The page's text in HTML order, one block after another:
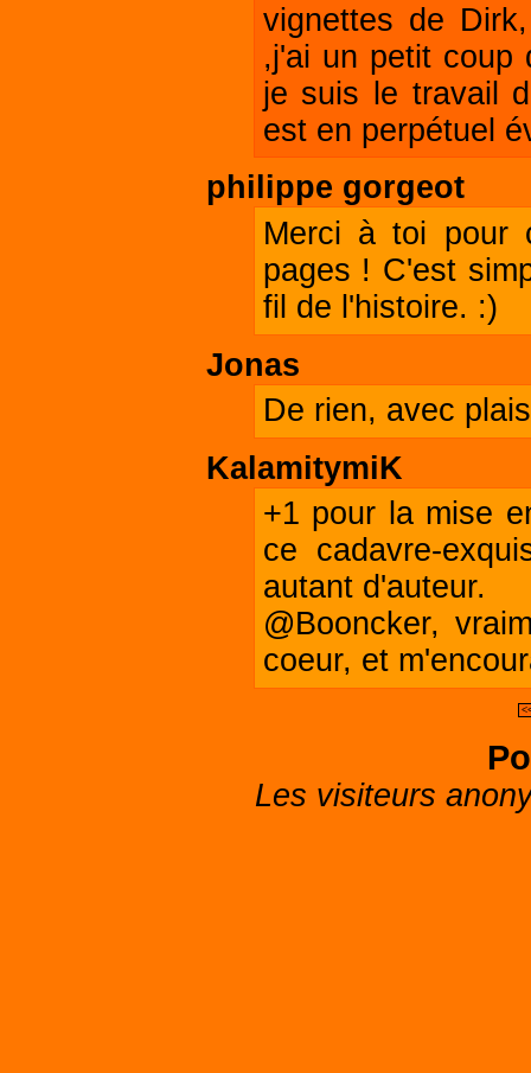
vignettes de
,j'ai un petit coup
je suis le travail
est en perpétuel
philippe gorgeot
Merci à toi pour
pages ! C'est
fil de l'histoire. :)
Jonas
De rien, avec
KalamitymiK
+1 pour la mise
ce cadavre-
autant d'auteur.
@Booncker,
coeur, et
Les visiteurs